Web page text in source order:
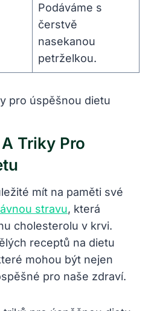
Podáváme⁤ s
čerstvě
nasekanou
petrželkou.
Triky‌ Pro
mít na⁢ paměti ⁤své
stravu, která
cholesterolu v krvi.
receptů na dietu⁣
mohou být nejen
pro⁤ naše zdraví.